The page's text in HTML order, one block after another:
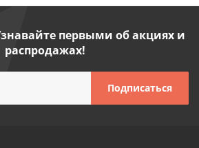
первыми об акциях и
распродажах!